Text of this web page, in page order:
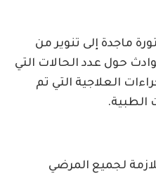
ماجدة إلى تنوير من
حول عدد الحالات التي
العلاجية التي تم
الطبية.
لجميع المرضي